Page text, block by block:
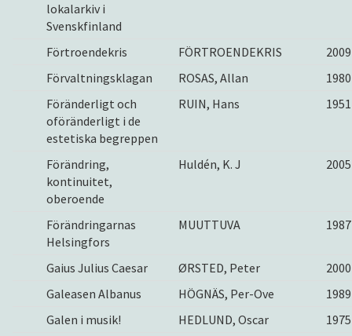
lokalarkiv i
Svenskfinland
Förtroendekris FÖRTROENDEKRIS
2009
Förvaltningsklagan
ROSAS, Allan
1980
Föränderligt och
oföränderligt i de
estetiska begreppen
RUIN, Hans 1951
Förändring,
kontinuitet,
oberoende
Huldén, K. J 2005
Förändringarnas
Helsingfors
MUUTTUVA 1987
Gaius Julius Caesar ØRSTED, Peter
2000
Galeasen Albanus
HÖGNÄS, Per-Ove
1989
Galen i musik!
HEDLUND, Oscar
1975